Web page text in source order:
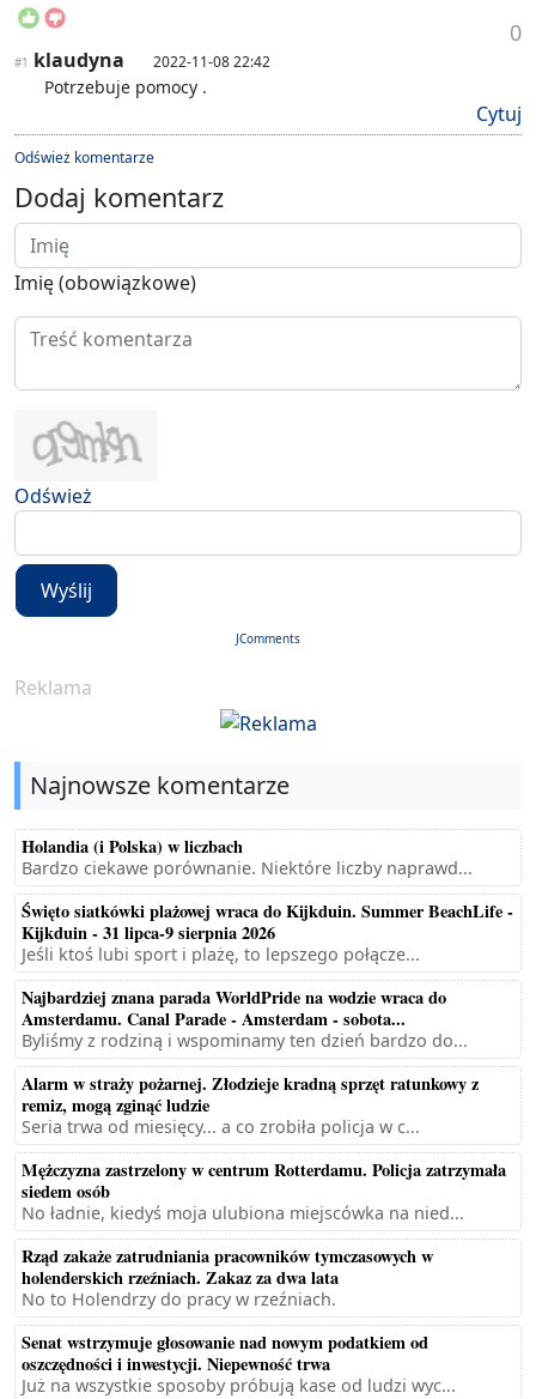
0
#1 klaudyna 2022-11-08 22:42
Potrzebuje pomocy .
Cytuj
Odśwież komentarze
Dodaj komentarz
Imię (obowiązkowe)
Odśwież
Wyślij
JComments
Reklama
Najnowsze komentarze
Holandia (i Polska) w liczbach
Bardzo ciekawe porównanie. Niektóre liczby naprawd...
Święto siatkówki plażowej wraca do Kijkduin. Summer BeachLife -
Kijkduin - 31 lipca-9 sierpnia 2026
Jeśli ktoś lubi sport i plażę, to lepszego połącze...
Najbardziej znana parada WorldPride na wodzie wraca do
Amsterdamu. Canal Parade - Amsterdam - sobota...
Byliśmy z rodziną i wspominamy ten dzień bardzo do...
Alarm w straży pożarnej. Złodzieje kradną sprzęt ratunkowy z
remiz, mogą zginąć ludzie
Seria trwa od miesięcy... a co zrobiła policja w c...
Mężczyzna zastrzelony w centrum Rotterdamu. Policja zatrzymała
siedem osób
No ładnie, kiedyś moja ulubiona miejscówka na nied...
Rząd zakaże zatrudniania pracowników tymczasowych w
holenderskich rzeźniach. Zakaz za dwa lata
No to Holendrzy do pracy w rzeźniach.
Senat wstrzymuje głosowanie nad nowym podatkiem od
oszczędności i inwestycji. Niepewność trwa
Już na wszystkie sposoby próbują kase od ludzi wyc...